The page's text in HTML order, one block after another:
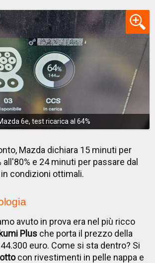
6e, test ricarica al 64%
Mazda dichiara 15 minuti per
all'80% e 24 minuti per passare dal
in condizioni ottimali.
avuto in prova era nel più ricco
Plus che porta il prezzo della
euro. Come si sta dentro? Si
con rivestimenti in pelle nappa e